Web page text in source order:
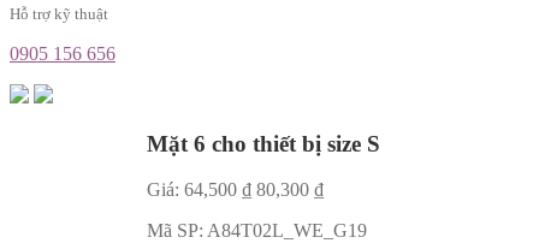
Hỗ trợ kỹ thuật
0905 156 656
Mặt 6 cho thiết bị size S
Giá: 64,500 ₫ 80,300 ₫
Mã SP: A84T02L_WE_G19